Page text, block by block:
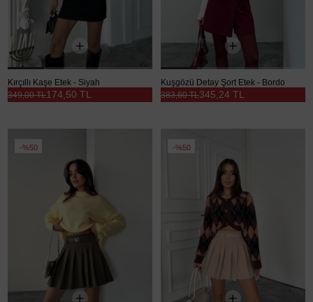
Kırçıllı Kaşe Etek - Siyah
174,50 TL
349,00 TL
Kuşgözü Detay Şort Etek - Bordo
345,24 TL
383,60 TL
%50 %50